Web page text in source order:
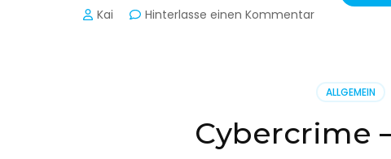
Kai Hinterlasse einen Kommentarzu
der
Produktion
ALLGEMEIN
Cybercrime